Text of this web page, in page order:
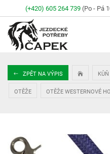
(+420) 605 264 739(Po - Pá
ZPĚT NA VÝPIS KŮŇ
OTĚŽE OTĚŽE WESTERNOVÉ